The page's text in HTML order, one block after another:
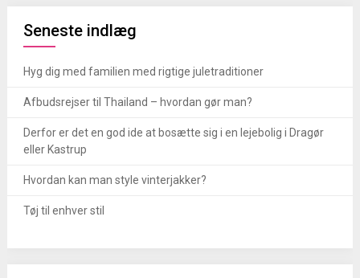
Seneste indlæg
Hyg dig med familien med rigtige juletraditioner
Afbudsrejser til Thailand – hvordan gør man?
Derfor er det en god ide at bosætte sig i en lejebolig i Dragør
eller Kastrup
Hvordan kan man style vinterjakker?
Tøj til enhver stil